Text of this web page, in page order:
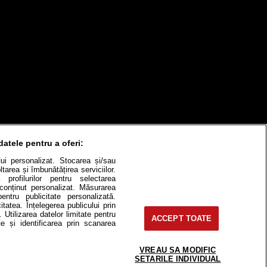
Cât costă?
pentru a oferi:
personalizat. Stocarea și/sau
și îmbunătățirea serviciilor.
profilurilor pentru selectarea
personalizat. Măsurarea
publicitate personalizată.
Înțelegerea publicului prin
datelor limitate pentru
și identificarea prin scanarea
ACCEPT TOATE
VREAU SA MODIFIC
SETARILE INDIVIDUAL